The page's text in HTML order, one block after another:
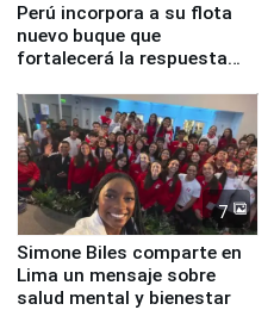
Perú incorpora a su flota
nuevo buque que
fortalecerá la respuesta
7
Simone Biles comparte en
Lima un mensaje sobre
salud mental y bienestar